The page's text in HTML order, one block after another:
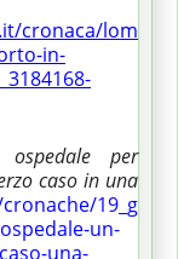
cronaca/lom
in-
per
caso in una
19_g
un-
una-